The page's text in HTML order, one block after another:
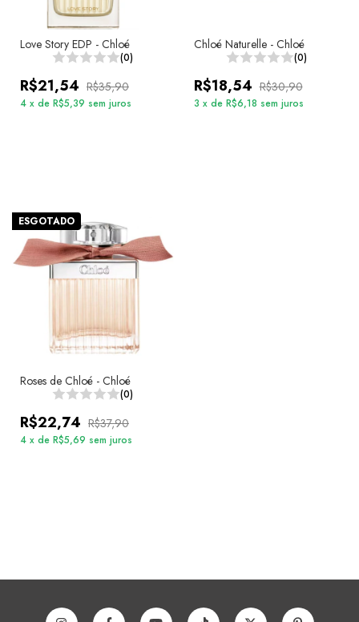
Love Story EDP - Chloé
(0)
R$21,54 R$35,90
4 x de R$5,39 sem juros
Chloé Naturelle - Chloé
(0)
R$18,54 R$30,90
3 x de R$6,18 sem juros
ESGOTADO
Roses de Chloé - Chloé
(0)
R$22,74 R$37,90
4 x de R$5,69 sem juros